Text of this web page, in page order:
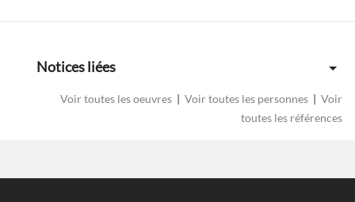
Notices liées
Voir toutes les oeuvres | Voir toutes les personnes | Voir
toutes les références